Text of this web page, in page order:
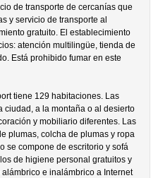
de transporte de cercanías que
y servicio de transporte al
gratuito. El establecimiento
atención multilingüe, tienda de
Está prohibido fumar en este
tiene 129 habitaciones. Las
ciudad, a la montaña o al desierto
y mobiliario diferentes. Las
plumas, colcha de plumas y ropa
se compone de escritorio y sofá
de higiene personal gratuitos y
e inalámbrico a Internet